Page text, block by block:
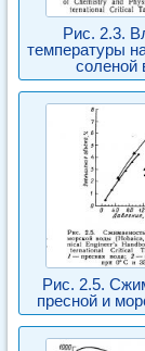
Рис. 2.3.
температуры
соленой
Рис. 2.5.
пресной и